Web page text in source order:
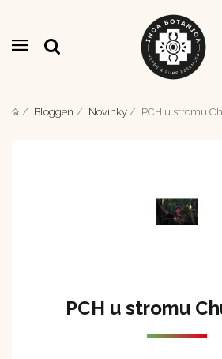
Bloggen Novinky PCH u stromu
PCH u stromu